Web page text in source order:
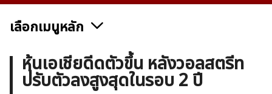
ค้นหา
สำหรับ:
เลือกเมนูหลัก
ข่าวฟอเร็กซ์และสกุลเงิน คริปโตเคอร์เรนซี
ฟรีซิกแนล รายวัน
บทวิเคราะห์
เศรษฐกิจทั่วไป ดัชนี-หุ้น
พันธบัตร
หุ้นเอเชียดีดตัวขึ้น หลังวอลสตรีท
ปรับตัวลงสูงสุดในรอบ 2 ปี